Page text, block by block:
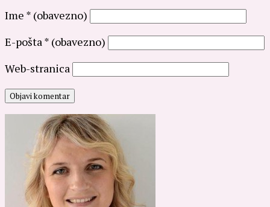
Ime * (obavezno)
E-pošta* (obavezno)
Web-stranica